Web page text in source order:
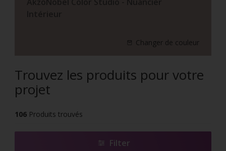
Changer de couleur
Trouvez les produits pour votre
projet
106 Produits trouvés
Filter